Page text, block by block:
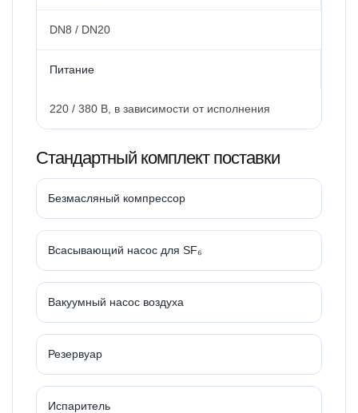
DN8 / DN20
Питание
220 / 380 В, в зависимости от исполнения
Стандартный комплект поставки
Безмасляный компрессор
Всасывающий насос для SF₆
Вакуумный насос воздуха
Резервуар
Испаритель